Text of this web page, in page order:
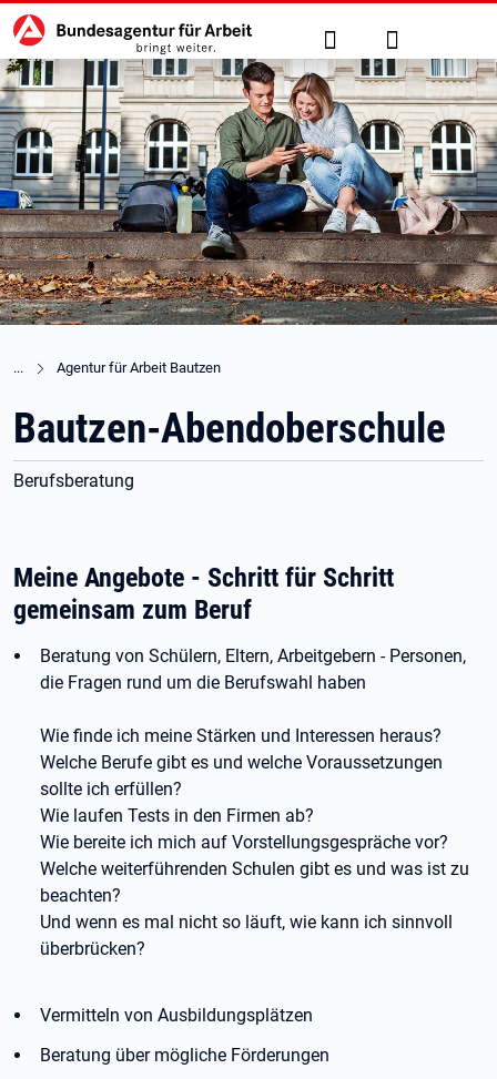
zu den Hauptinhalten springen
Hauptnavigation Suche Anmelden
Agentur für Arbeit Bautzen
Bautzen-Abendoberschule
Berufsberatung
Meine Angebote - Schritt für Schritt
gemeinsam zum Beruf
Beratung von Schülern, Eltern, Arbeitgebern - Personen,
die Fragen rund um die Berufswahl haben
Wie finde ich meine Stärken und Interessen heraus?
Welche Berufe gibt es und welche Voraussetzungen
sollte ich erfüllen?
Wie laufen Tests in den Firmen ab?
Wie bereite ich mich auf Vorstellungsgespräche vor?
Welche weiterführenden Schulen gibt es und was ist zu
beachten?
Und wenn es mal nicht so läuft, wie kann ich sinnvoll
überbrücken?
Vermitteln von Ausbildungsplätzen
Beratung über mögliche Förderungen